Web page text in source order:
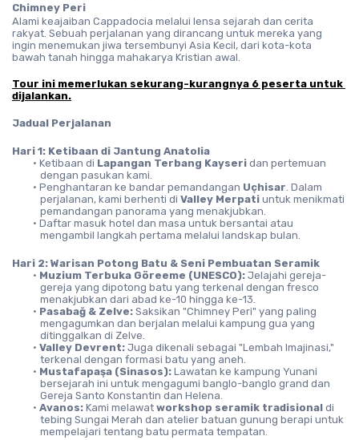
Chimney Peri
Alami keajaiban Cappadocia melalui lensa sejarah dan cerita
rakyat. Sebuah perjalanan yang dirancang untuk mereka yang
ingin menemukan jiwa tersembunyi Asia Kecil, dari kota-kota
bawah tanah hingga mahakarya Kristian awal.
Tour ini memerlukan sekurang-kurangnya 6 peserta untuk
dijalankan.
Jadual Perjalanan
Hari 1: Ketibaan di Jantung Anatolia
Ketibaan di Lapangan Terbang Kayseri dan pertemuan
dengan pasukan kami.
Penghantaran ke bandar pemandangan Uçhisar. Dalam
perjalanan, kami berhenti di Valley Merpati untuk menikmati
pemandangan panorama yang menakjubkan.
Daftar masuk hotel dan masa untuk bersantai atau
mengambil langkah pertama melalui landskap bulan.
Hari 2: Warisan Potong Batu & Seni Pembuatan Seramik
Muzium Terbuka Göreeme (UNESCO): Jelajahi gereja-
gereja yang dipotong batu yang terkenal dengan fresco
menakjubkan dari abad ke-10 hingga ke-13.
Pasabağ & Zelve: Saksikan "Chimney Peri" yang paling
mengagumkan dan berjalan melalui kampung gua yang
ditinggalkan di Zelve.
Valley Devrent: Juga dikenali sebagai "Lembah Imajinasi,"
terkenal dengan formasi batu yang aneh.
Mustafapaşa (Sinasos): Lawatan ke kampung Yunani
bersejarah ini untuk mengagumi banglo-banglo grand dan
Gereja Santo Konstantin dan Helena.
Avanos: Kami melawat workshop seramik tradisional di
tebing Sungai Merah dan atelier batuan gunung berapi untuk
mempelajari tentang batu permata tempatan.